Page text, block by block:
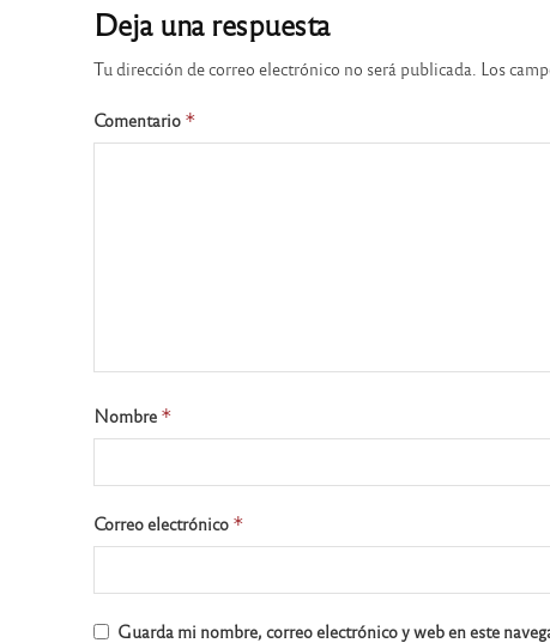
Deja una respuesta
Tu dirección de correo electrónico no será publicada. Los
Comentario *
Nombre *
Correo electrónico *
Guarda mi nombre, correo electrónico y web en este